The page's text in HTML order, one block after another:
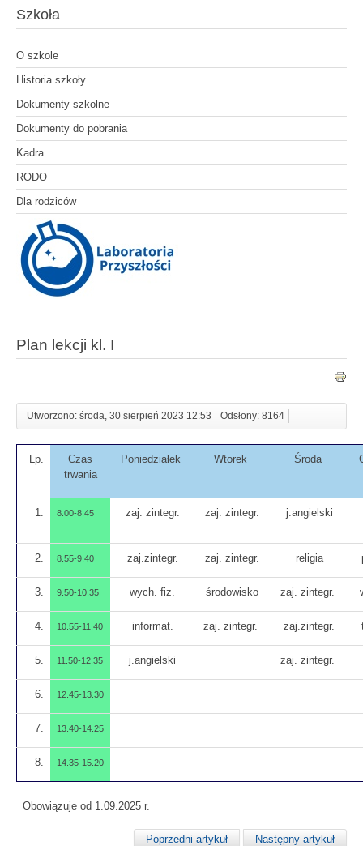
Szkoła
O szkole
Historia szkoły
Dokumenty szkolne
Dokumenty do pobrania
Kadra
RODO
Dla rodziców
Plan lekcji kl. I
Utworzono: środa, 30 sierpień 2023 12:53 Odsłony: 8164
Lp.
Czas
trwania
Poniedziałek Wtorek Środa
1. 8.00-8.45 zaj. zintegr. zaj. zintegr. j.angielski
2. 8.55-9.40 zaj.zintegr. zaj. zintegr. religia
3. 9.50-10.35 wych. fiz. środowisko zaj. zintegr.
4. 10.55-11.40 informat. zaj. zintegr. zaj.zintegr.
5. 11.50-12.35 j.angielski zaj. zintegr.
6. 12.45-13.30
7. 13.40-14.25
8. 14.35-15.20
Obowiązuje od 1.09.2025 r.
Poprzedni artykuł Następny artykuł